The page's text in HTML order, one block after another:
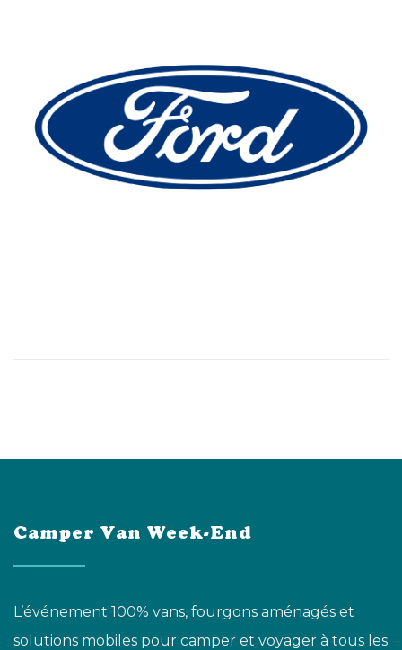
Camper Van Week-End
L’événement 100% vans, fourgons aménagés et
solutions mobiles pour camper et voyager à tous les